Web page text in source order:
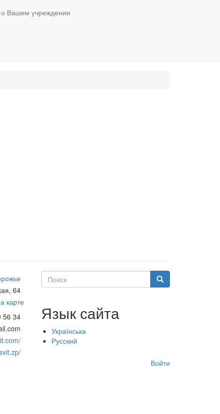
Вашем учреждении
64
карте
56 34
Поиск Поиск
Язык сайта
Українська
Русский
Войти